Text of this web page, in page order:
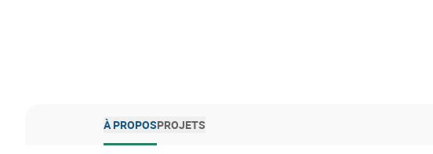
À PROPOSPROJETS